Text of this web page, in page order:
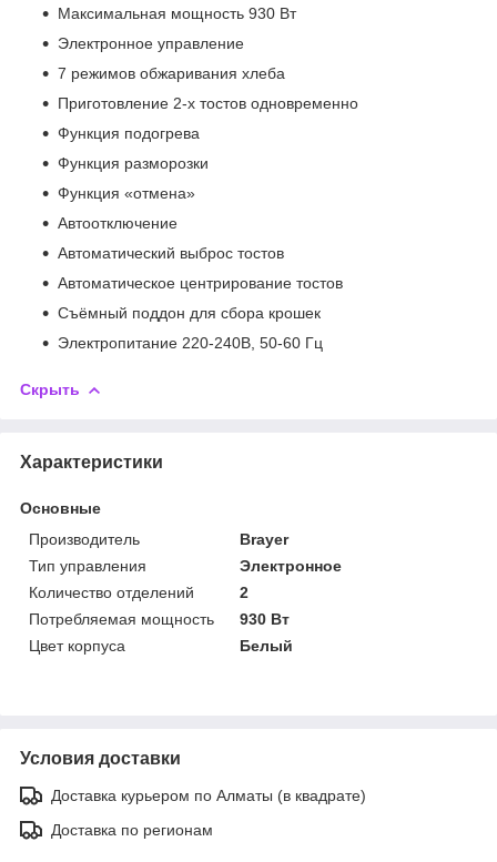
Максимальная мощность 930 Вт
Электронное управление
7 режимов обжаривания хлеба
Приготовление 2-х тостов одновременно
Функция подогрева
Функция разморозки
Функция «отмена»
Автоотключение
Автоматический выброс тостов
Автоматическое центрирование тостов
Съёмный поддон для сбора крошек
Электропитание 220-240В, 50-60 Гц
Скрыть
Характеристики
Основные
Производитель
Brayer
Тип управления
Электронное
Количество отделений
2
Потребляемая мощность
930 Вт
Цвет корпуса
Белый
Условия доставки
Доставка курьером по Алматы (в квадрате)
Доставка по регионам